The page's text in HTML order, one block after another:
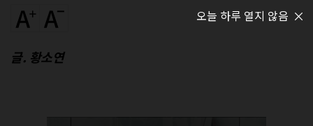
글. 황소연
오늘 하루 열지 않음